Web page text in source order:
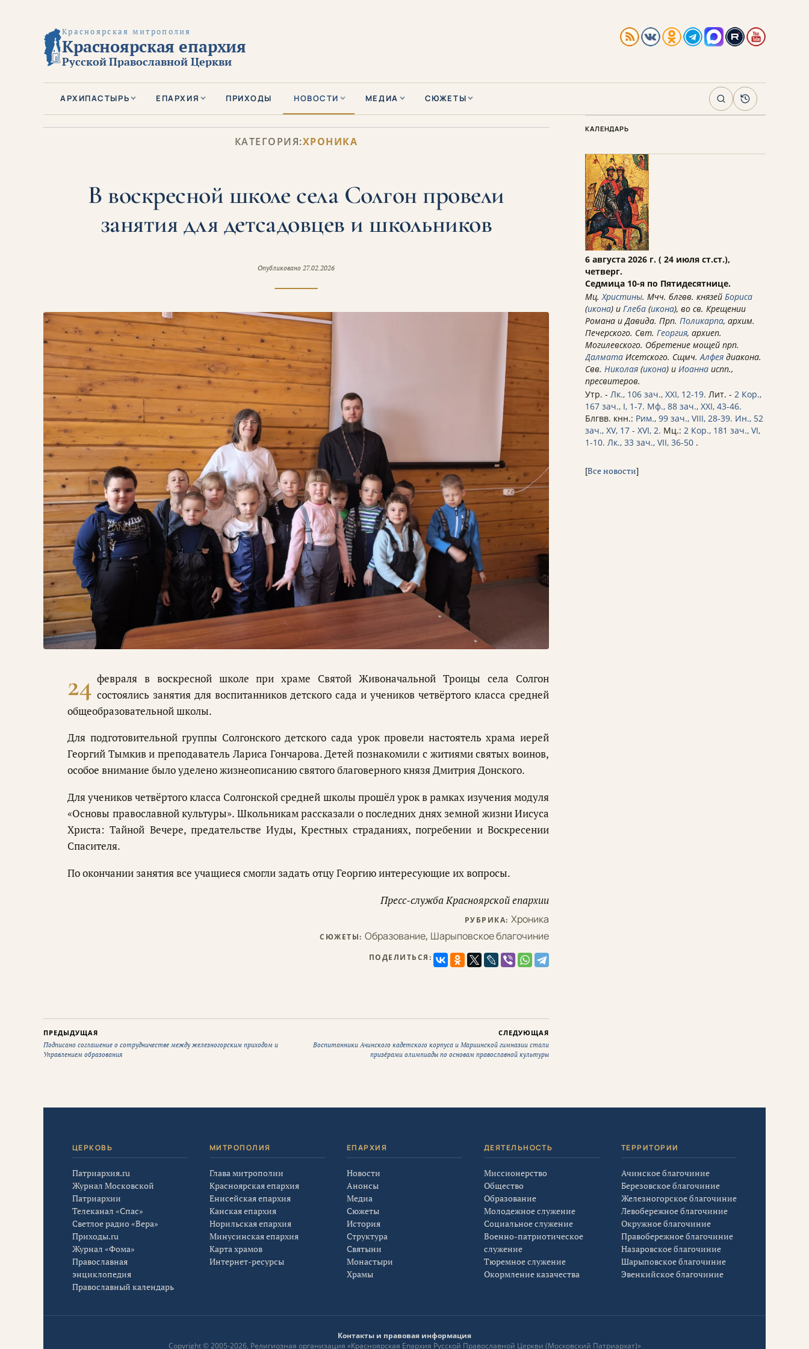
Красноярская митрополия
Красноярская епархия
Русской Православной Церкви
АРХИПАСТЫРЬ ЕПАРХИЯ ПРИХОДЫ НОВОСТИ МЕДИА СЮЖЕТЫ ПоискАрхив
КАТЕГОРИЯ:ХРОНИКА
В воскресной школе села Солгон провели
занятия для детсадовцев и школьников
Опубликовано 27.02.2026
24 февраля в воскресной школе при храме Святой Живоначальной Троицы села Солгон
состоялись занятия для воспитанников детского сада и учеников четвёртого класса средней
общеобразовательной школы.
Для подготовительной группы Солгонского детского сада урок провели настоятель храма иерей
Георгий Тымкив и преподаватель Лариса Гончарова. Детей познакомили с житиями святых воинов,
особое внимание было уделено жизнеописанию святого благоверного князя Дмитрия Донского.
Для учеников четвёртого класса Солгонской средней школы прошёл урок в рамках изучения модуля
«Основы православной культуры». Школьникам рассказали о последних днях земной жизни Иисуса
Христа: Тайной Вечере, предательстве Иуды, Крестных страданиях, погребении и Воскресении
Спасителя.
По окончании занятия все учащиеся смогли задать отцу Георгию интересующие их вопросы.
Пресс-служба Красноярской епархии
РУБРИКА: Хроника
СЮЖЕТЫ: Образование, Шарыповское благочиние
ПОДЕЛИТЬСЯ:
ПРЕДЫДУЩАЯ
Подписано соглашение о сотрудничестве между железногорским приходом и
Управлением образования
СЛЕДУЮЩАЯ
Воспитанники Ачинского кадетского корпуса и Мариинской гимназии стали
призёрами олимпиады по основам православной культуры
КАЛЕНДАРЬ
6 августа 2026 г. ( 24 июля ст.ст.),
четверг.
Седмица 10-я по Пятидесятнице.
Мц.Христины. Мчч. блгвв. князей Бориса
(икона) и Глеба (икона), во св. Крещении
Романа и Давида. Прп. Поликарпа, архим.
Печерского. Свт. Георгия, архиеп.
Могилевского. Обретение мощей прп.
Далмата Исетского. Сщмч.Алфея диакона.
Свв. Николая (икона) и Иоанна испп.,
пресвитеров.
Утр. - Лк., 106 зач., XXI, 12-19. Лит. - 2 Кор.,
167 зач., I, 1-7. Мф., 88 зач., XXI, 43-46.
Блгвв. кнн.: Рим., 99 зач., VIII, 28-39. Ин., 52
зач., XV, 17 - XVI, 2. Мц.: 2 Кор., 181 зач., VI,
1-10. Лк., 33 зач., VII, 36-50 .
[Все новости]
ЦЕРКОВЬ
Патриархия.ru
Журнал Московской
Патриархии
Телеканал «Спас»
Светлое радио «Вера»
Приходы.ru
Журнал «Фома»
Православная
энциклопедия
Православный календарь
МИТРОПОЛИЯ
Глава митрополии
Красноярская епархия
Енисейская епархия
Канская епархия
Норильская епархия
Минусинская епархия
Карта храмов
Интернет-ресурсы
ЕПАРХИЯ
Новости
Анонсы
Медиа
Сюжеты
История
Структура
Святыни
Монастыри
Храмы
ДЕЯТЕЛЬНОСТЬ
Миссионерство
Общество
Образование
Молодежное служение
Социальное служение
Военно-патриотическое
служение
Тюремное служение
Окормление казачества
ТЕРРИТОРИИ
Ачинское благочиние
Березовское благочиние
Железногорское благочиние
Левобережное благочиние
Окружное благочиние
Правобережное благочиние
Назаровское благочиние
Шарыповское благочиние
Эвенкийское благочиние
Контакты и правовая информация
Copyright © 2005-2026, Религиозная организация «Красноярская Епархия Русской Православной Церкви (Московский Патриархат)»